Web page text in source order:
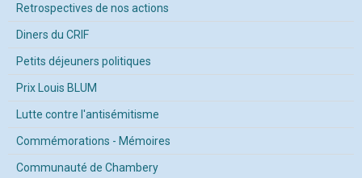
Retrospectives de nos actions
Diners du CRIF
Petits déjeuners politiques
Prix Louis BLUM
Lutte contre l'antisémitisme
Commémorations - Mémoires
Communauté de Chambery